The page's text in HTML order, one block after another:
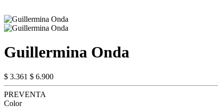
Guillermina Onda
$ 3.361 $ 6.900
PREVENTA
Color